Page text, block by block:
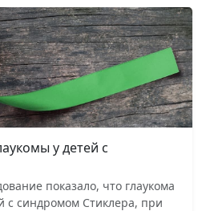
у детей с
показало, что глаукома
с синдромом Стиклера, при